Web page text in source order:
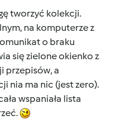
tworzyć kolekcji.
na komputerze z
o braku
się zielone okienko z
przepisów, a
nia ma nic (jest zero).
wspaniała lista